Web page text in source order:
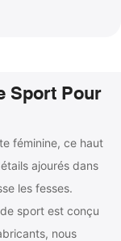
Sport Pour
féminine, ce haut
ajourés dans
les fesses.
sport est conçu
nous